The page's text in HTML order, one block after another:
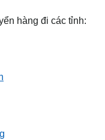
hàng đi các tỉnh: